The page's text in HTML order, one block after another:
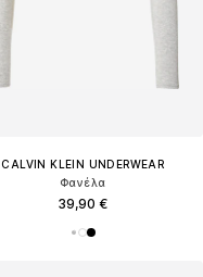
CALVIN KLEIN UNDERWEAR
Φανέλα
39,90 €